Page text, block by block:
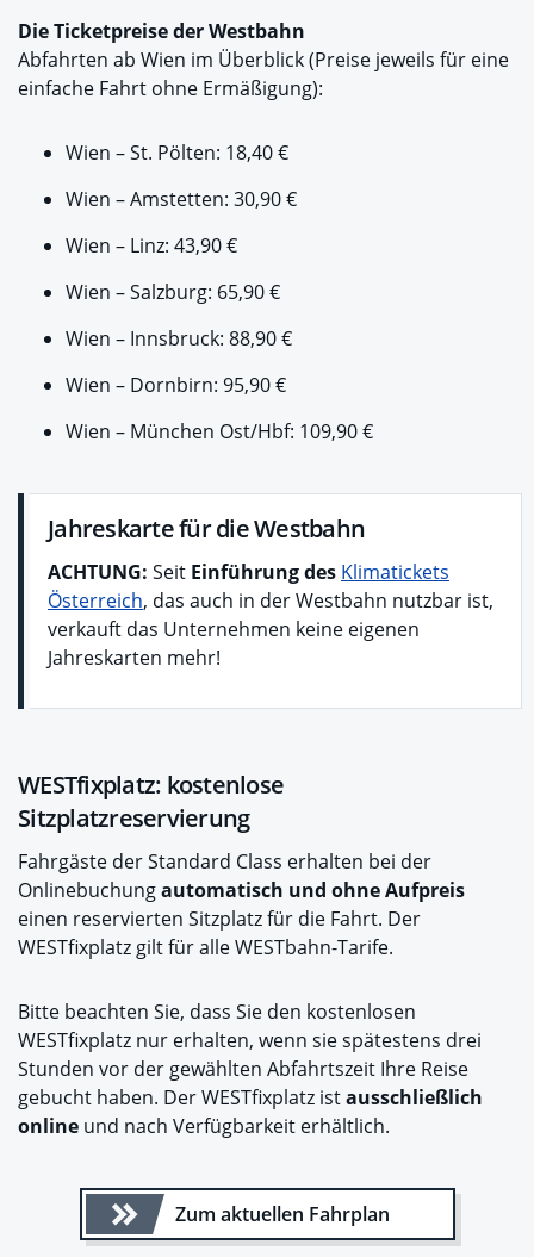
Die Ticketpreise der Westbahn
Abfahrten ab Wien im Überblick (Preise jeweils für eine
einfache Fahrt ohne Ermäßigung):
Wien – St. Pölten: 18,40 €
Wien – Amstetten: 30,90 €
Wien – Linz: 43,90 €
Wien – Salzburg: 65,90 €
Wien – Innsbruck: 88,90 €
Wien – Dornbirn: 95,90 €
Wien – München Ost/Hbf: 109,90 €
Jahreskarte für die Westbahn
ACHTUNG: Seit Einführung des Klimatickets
Österreich, das auch in der Westbahn nutzbar ist,
verkauft das Unternehmen keine eigenen
Jahreskarten mehr!
WESTfixplatz: kostenlose
Sitzplatzreservierung
Fahrgäste der Standard Class erhalten bei der
Onlinebuchungautomatisch und ohne Aufpreis
einen reservierten Sitzplatz für die Fahrt. Der
WESTfixplatz gilt für alle WESTbahn-Tarife.
Bitte beachten Sie, dass Sie den kostenlosen
WESTfixplatz nur erhalten, wenn sie spätestens drei
Stunden vor der gewählten Abfahrtszeit Ihre Reise
gebucht haben. Der WESTfixplatz istausschließlich
online und nach Verfügbarkeit erhältlich.
Zum aktuellen Fahrplan